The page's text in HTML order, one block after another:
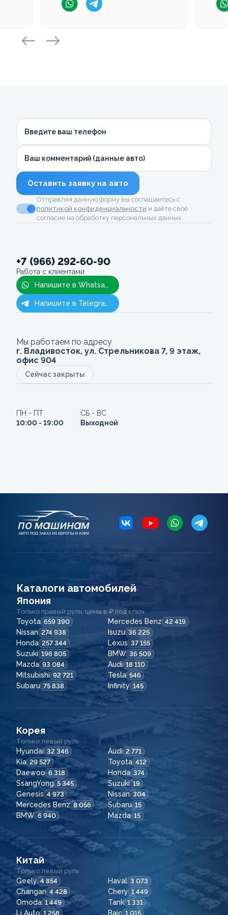
Введите ваш телефон
Ваш комментарий (данные авто)
Оставить заявку на авто
Отправляя данную форму вы соглашаетесь с
политикой конфиденциальности и даёте своё
согласие на обработку персональных данных.
+7 (966) 292-60-90
Работа с клиентами
Напишите в Whatsapp
Напишите в Telegram
Мы работаем по адресу
г. Владивосток, ул. Стрельникова 7, 9 этаж,
офис 904
Сейчас закрыты
ПН - ПТ
10:00 - 19:00
СБ - ВС
Выходной
Каталоги автомобилей
Япония
Только правый руль, цены в ₽ под ключ.
Toyota 659 390 Mercedes Benz 42 419
Nissan 274 938 Isuzu 36 225
Honda 257 344 Lexus 37 155
Suzuki 196 805 BMW 36 509
Mazda 93 084 Audi 18 110
Mitsubishi 92 721 Tesla 546
Subaru 75 838 Infinity 145
Корея
Только левый руль
Hyundai 32 346 Audi 2 771
Kia 29 527 Toyota 412
Daewoo 6 318 Honda 374
SsangYong 5 345 Suzuki 19
Genesis 4 973 Nissan 304
Mercedes Benz 8 056 Subaru 15
BMW 6 940 Mazda 15
Китай
Только левый руль
Geely 4 854 Haval 3 073
Changan 4 428 Chery 1 449
Omoda 1 449 Tank 1 331
Li Auto 1 258 Baic 1 015